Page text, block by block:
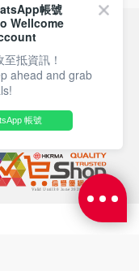
付款方式
關注我們
帳號
Wellcome
抵資訊！
ahead and grab
帳號